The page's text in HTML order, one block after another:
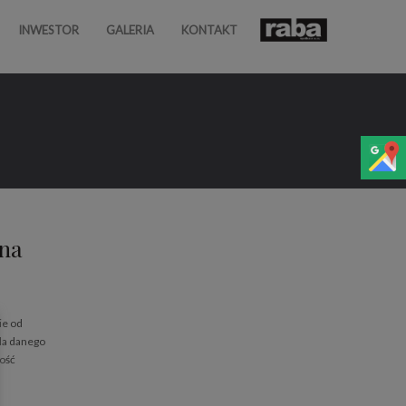
INWESTOR GALERIA KONTAKT
od
danego